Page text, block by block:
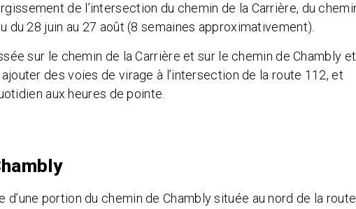
de l’intersection du chemin de la Carrière, du
du 28 juin au 27 août (8 semaines approximativement).
sur le chemin de la Carrière et sur le chemin de Chambly et
des voies de virage à l’intersection de la route 112, et
aux heures de pointe.
portion du chemin de Chambly située au nord de la route